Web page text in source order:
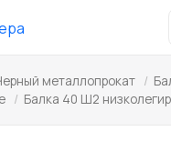
металлопрокат /
/ Балка 40 Ш2